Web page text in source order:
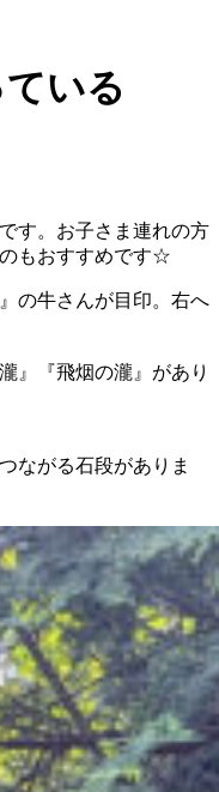
いる
す。お子さま連れの方
もおすすめです☆
の牛さんが目印。右へ
』『飛烟の瀧』があり
ながる石段がありま